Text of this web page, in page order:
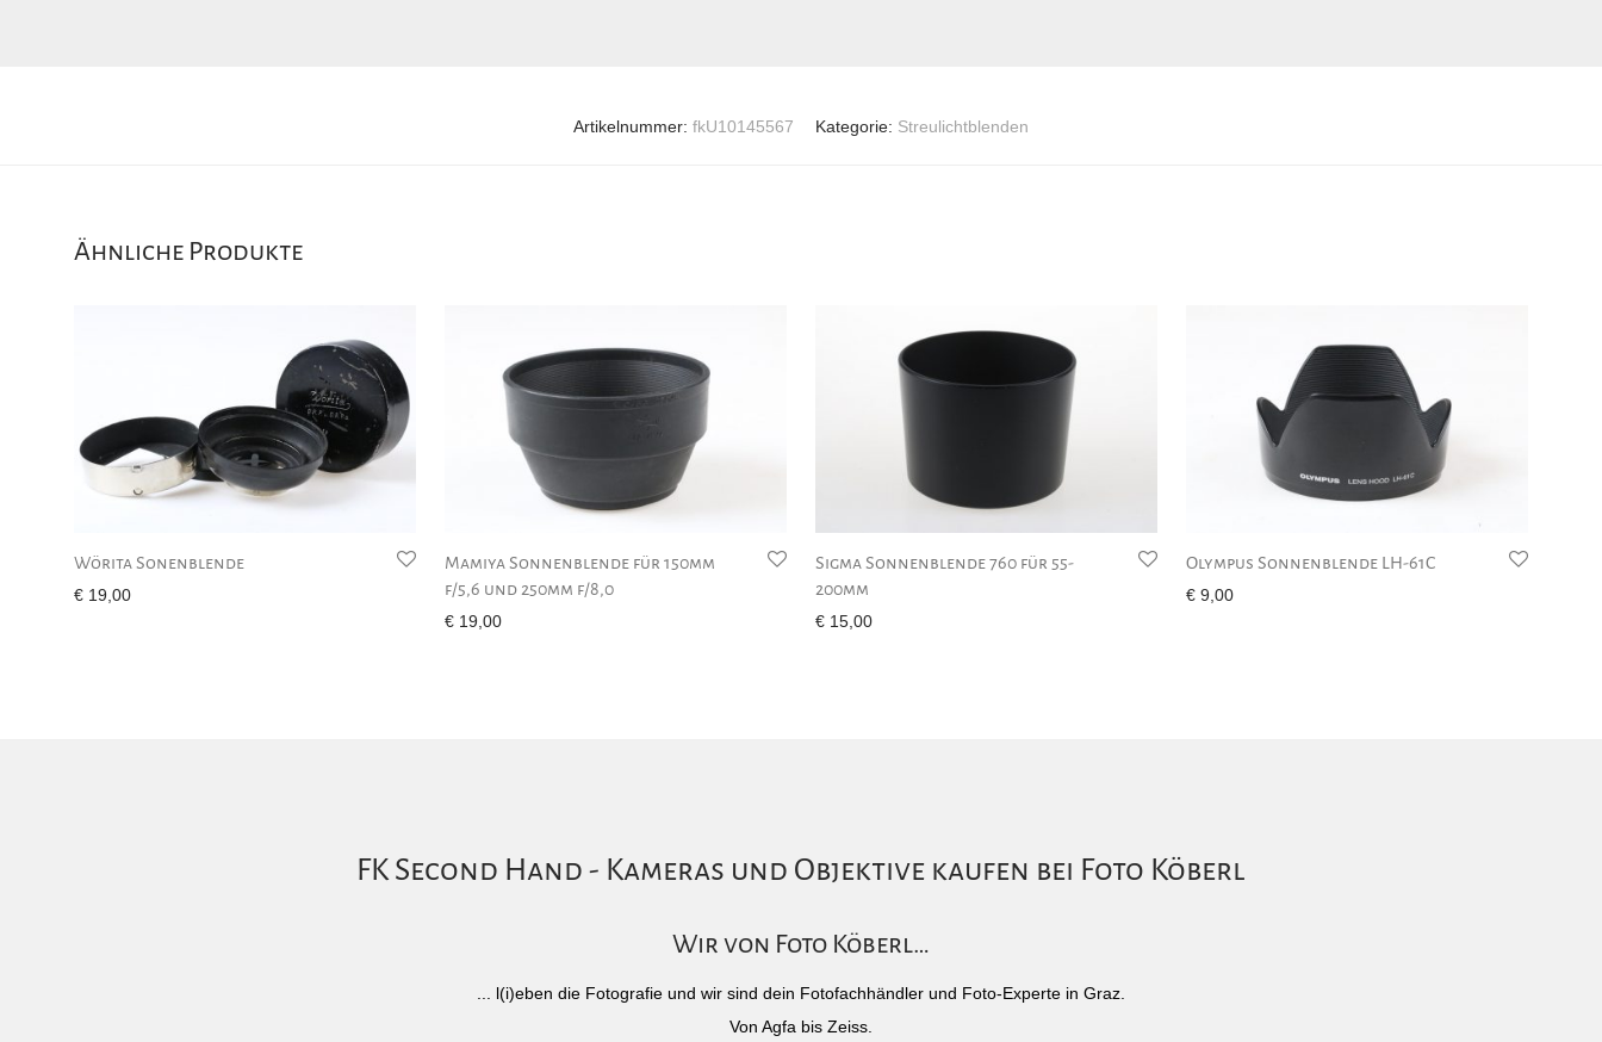
Artikelnummer: fkU10145567 Kategorie: Streulichtblenden
Ähnliche Produkte
Wörita Sonenblende
€ 19,00
Mamiya Sonnenblende für 150mm
f/5,6 und 250mm f/8,0
€ 19,00
Sigma Sonnenblende 760 für 55-
200mm
€ 15,00
Olympus Sonnenblende LH-61C
€ 9,00
FK Second Hand - Kameras und Objektive kaufen bei Foto Köberl
Wir von Foto Köberl…
... l(i)eben die Fotografie und wir sind dein Fotofachhändler und Foto-Experte in Graz.
Von Agfa bis Zeiss.